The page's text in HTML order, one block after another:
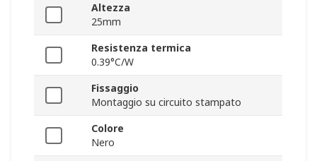
Altezza
25mm
Resistenza termica
0.39°C/W
Fissaggio
Montaggio su circuito stampato
Colore
Nero